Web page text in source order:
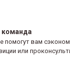
команда
помогут вам
или